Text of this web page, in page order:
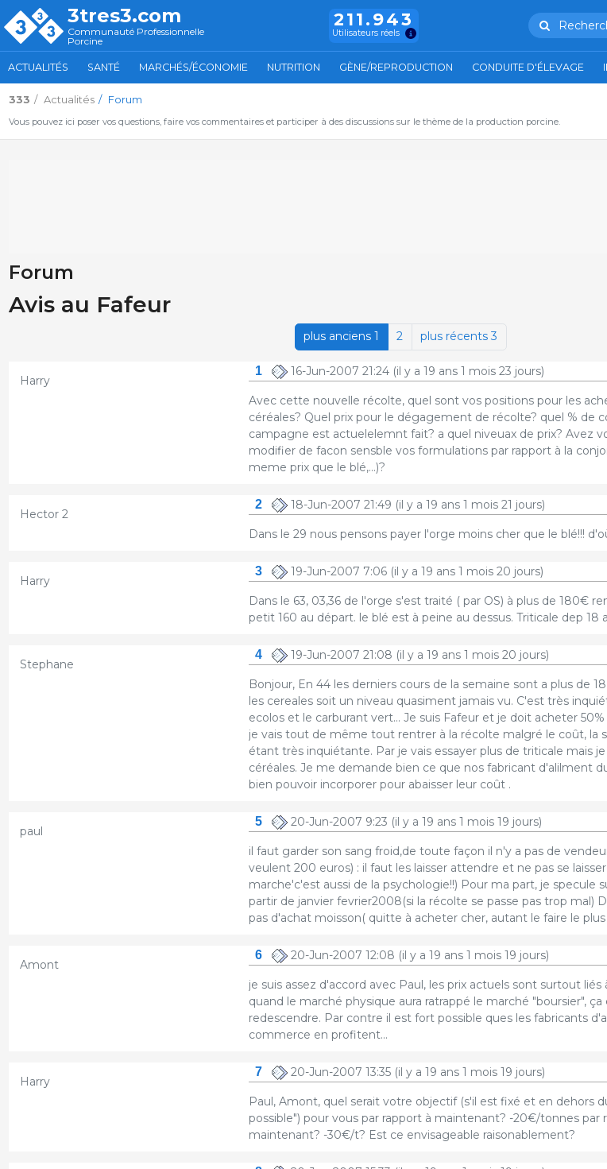
3tres3.com
Communauté Professionnelle
Porcine
211.943
Utilisateurs réels
ACTUALITÉS SANTÉ MARCHÉS/ÉCONOMIE NUTRITION GÈNE/REPRODUCTION CONDUITE D'ÉLEVAGE
333 Actualités Forum
Vous pouvez ici poser vos questions, faire vos commentaires et participer à des discussions sur le thème de la production porcine.
Forum
Avis au Fafeur
plus anciens 1 2 plus récents 3
Harry
1 16-Jun-2007 21:24(il y a 19 ans 1 mois 23 jours)
Avec cette nouvelle récolte, quel sont vos positions pour les
céréales? Quel prix pour le dégagement de récolte? quel % de
campagne est actuelelemnt fait? a quel niveuax de prix? Avez
modifier de facon sensble vos formulations par rapport à la
meme prix que le blé,...)?
Hector 2
2 18-Jun-2007 21:49 (il y a 19 ans 1 mois 21 jours)
Dans le 29 nous pensons payer l'orge moins cher que le blé!!!
Harry
3 19-Jun-2007 7:06(il y a 19 ans 1 mois 20 jours)
Dans le 63, 03,36 de l'orge s'est traité ( par OS) à plus de 180€
petit 160 au départ. le blé est à peine au dessus. Triticale dep 18
Stephane
4 19-Jun-2007 21:08 (il y a 19 ans 1 mois 20 jours)
Bonjour, En 44 les derniers cours de la semaine sont a plus de
les cereales soit un niveau quasiment jamais vu. C'est très
ecolos et le carburant vert... Je suis Fafeur et je doit acheter
je vais tout de même tout rentrer à la récolte malgré le coût, la
étant très inquiétante. Par je vais essayer plus de triticale mais
céréales. Je me demande bien ce que nos fabricant d'alilment
bien pouvoir incorporer pour abaisser leur coût .
paul
5 20-Jun-2007 9:23 (il y a 19 ans 1 mois 19 jours)
il faut garder son sang froid,de toute façon il n'y a pas de
veulent 200 euros) : il faut les laisser attendre et ne pas se
marche'c'est aussi de la psychologie!!) Pour ma part, je specule
partir de janvier fevrier2008(si la récolte se passe pas trop mal)
pas d'achat moisson( quitte à acheter cher, autant le faire le plus
Amont
6 20-Jun-2007 12:08 (il y a 19 ans 1 mois 19 jours)
je suis assez d'accord avec Paul, les prix actuels sont surtout liés
quand le marché physique aura ratrappé le marché "boursier", ça
redescendre. Par contre il est fort possible ques les fabricants
commerce en profitent...
Harry
7 20-Jun-2007 13:35(il y a 19 ans 1 mois 19 jours)
Paul, Amont, quel serait votre objectif (s'il est fixé et en dehors
possible") pour vous par rapport à maintenant? -20€/tonnes par
maintenant? -30€/t? Est ce envisageable raisonablement?